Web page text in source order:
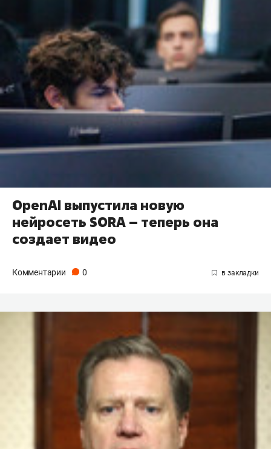
OpenAI выпустила новую
нейросеть SORA – теперь она
создает видео
Комментарии 0